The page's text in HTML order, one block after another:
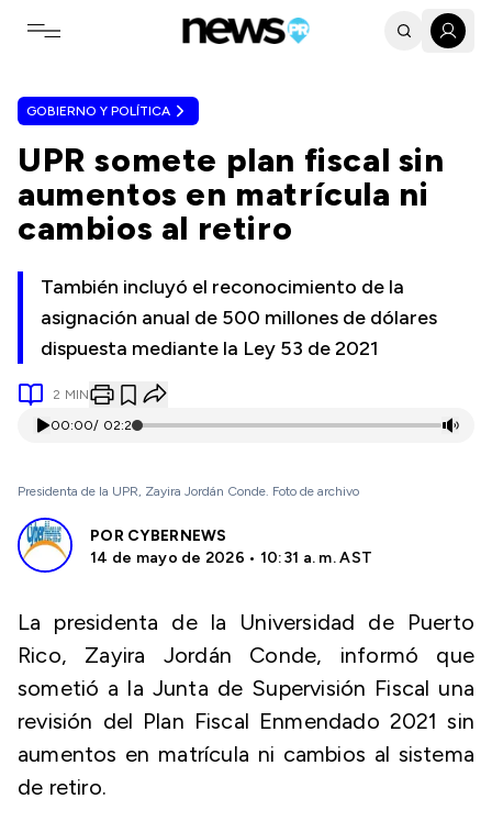
Toggle navigation menu
GOBIERNO Y POLÍTICA
UPR somete plan fiscal sin
aumentos en matrícula ni
cambios al retiro
También incluyó el reconocimiento de la
asignación anual de 500 millones de dólares
dispuesta mediante la Ley 53 de 2021
2 MIN
00:00/ 02:21
Presidenta de la UPR, Zayira Jordán Conde. Foto de archivo
POR CYBERNEWS
14 de mayo de 2026 • 10:31 a. m. AST
La presidenta de la Universidad de Puerto
Rico, Zayira Jordán Conde, informó que
sometió a la Junta de Supervisión Fiscal una
revisión del Plan Fiscal Enmendado 2021 sin
aumentos en matrícula ni cambios al sistema
de retiro.